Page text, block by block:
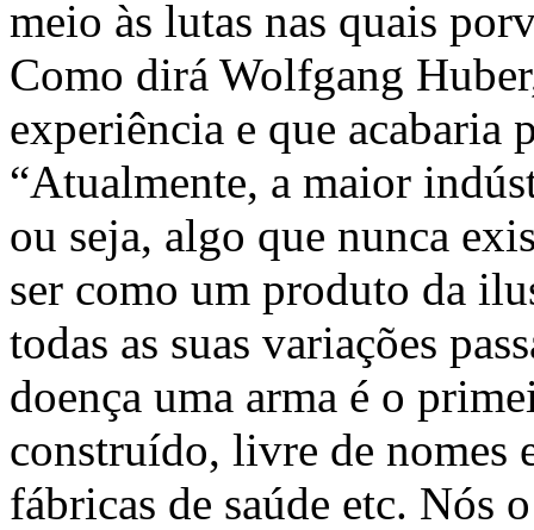
meio às lutas nas quais
Como dirá Wolfgang
experiência e que acabaria
“Atualmente, a maior
ou seja, algo que nunca
ser como um produto da
todas as suas variações
doença uma arma é o
construído, livre de nomes
fábricas de saúde etc. Nós